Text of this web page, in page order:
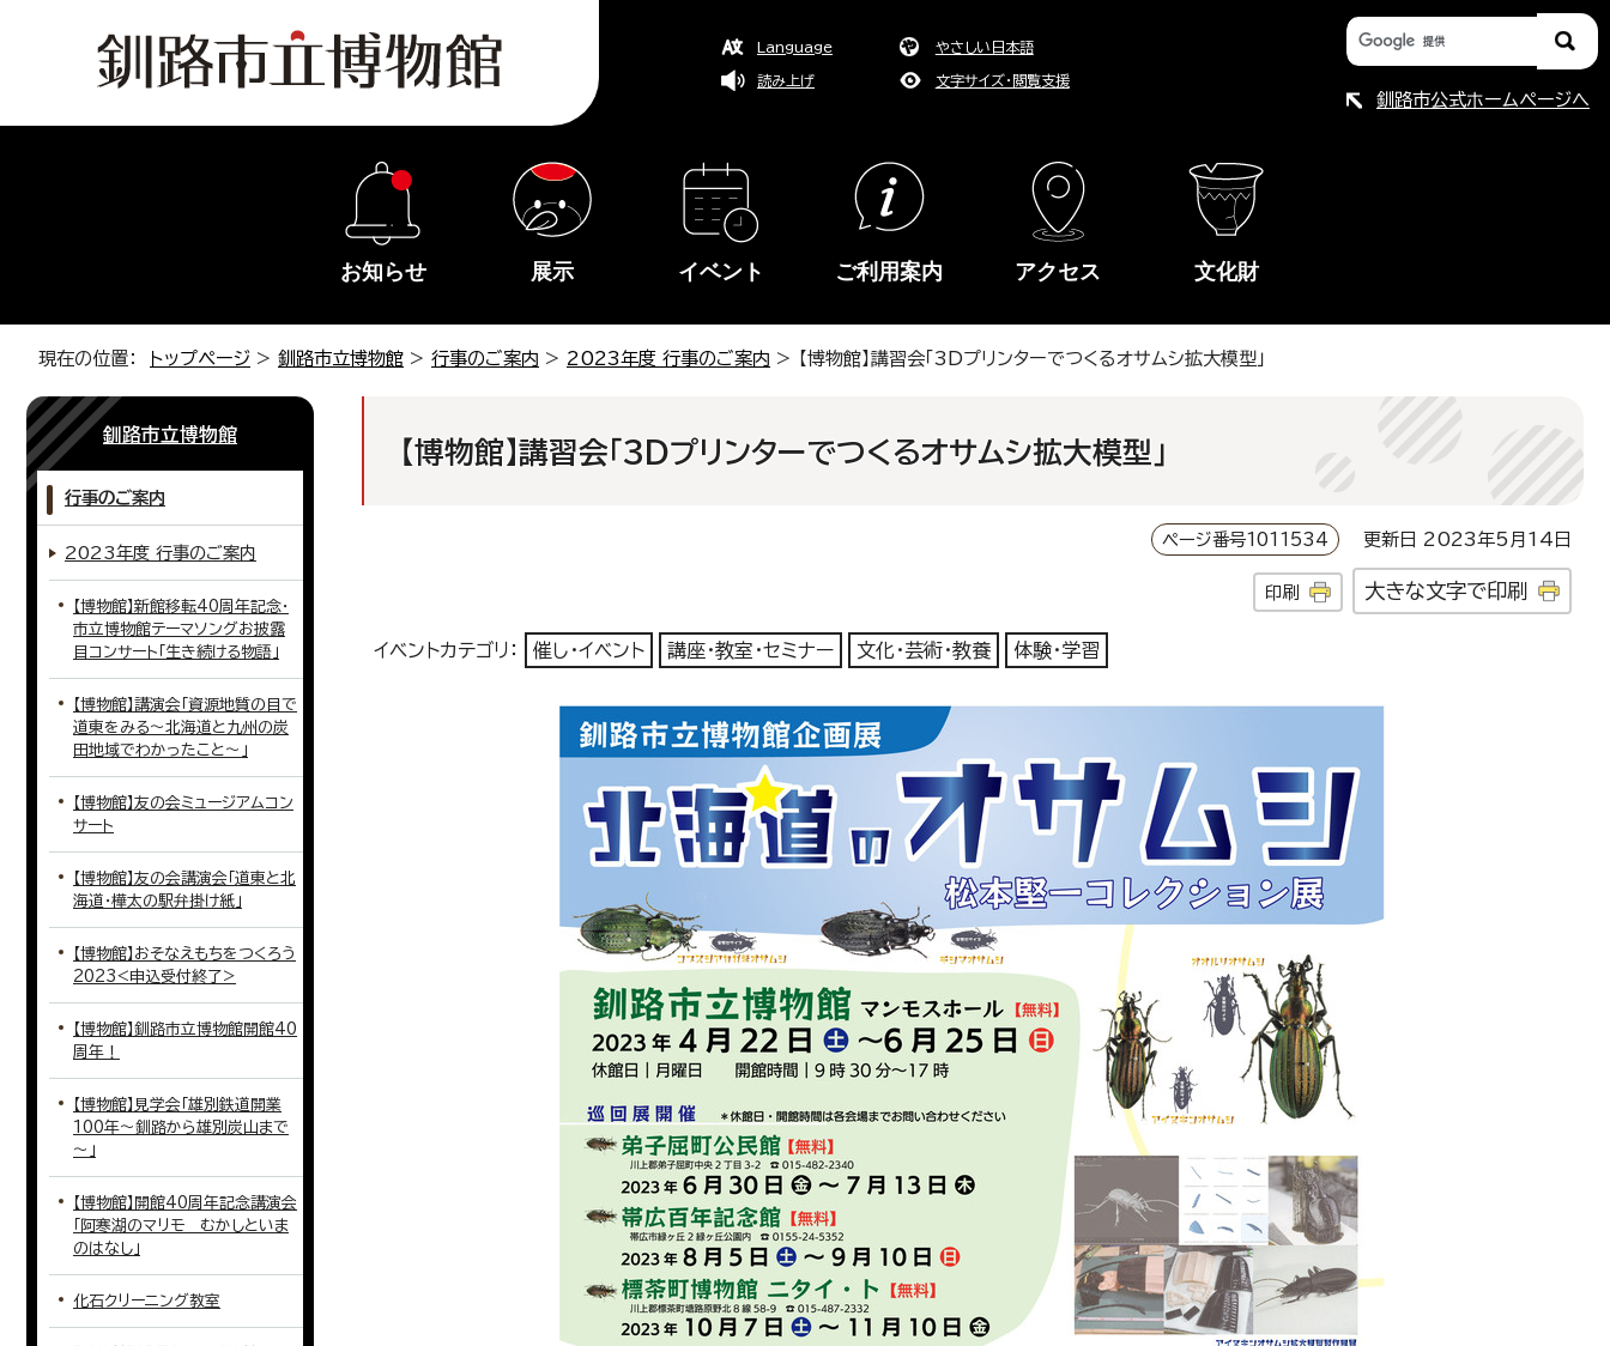
Language やさしい日本語
読み上げ 文字サイズ・閲覧支援
釧路市公式ホームページへ
お知らせ 展示 イベント ご利用案内 アクセス 文化財
現在の位置： トップページ > 釧路市立博物館 > 行事のご案内 > 2023年度 行事のご案内 > 【博物館】講習会「3Dプリンターでつくるオサムシ拡大模型」
【博物館】講習会「3Dプリンターでつくるオサムシ拡大模型」
ページ番号1011534 更新日 2023年5月14日
印刷 大きな文字で印刷
イベントカテゴリ： 催し・イベント 講座・教室・セミナー 文化・芸術・教養 体験・学習
釧路市立博物館
行事のご案内
2023年度 行事のご案内
【博物館】新館移転40周年記念・
市立博物館テーマソングお披露
目コンサート「生き続ける物語」
【博物館】講演会「資源地質の目で
道東をみる〜北海道と九州の炭
田地域でわかったこと〜」
【博物館】友の会ミュージアムコン
サート
【博物館】友の会講演会「道東と北
海道・樺太の駅弁掛け紙」
【博物館】おそなえもちをつくろう
2023<申込受付終了>
【博物館】釧路市立博物館開館40
周年！
【博物館】見学会「雄別鉄道開業
100年～釧路から雄別炭山まで
～」
【博物館】開館40周年記念講演会
「阿寒湖のマリモ むかしといま
のはなし」
化石クリーニング教室